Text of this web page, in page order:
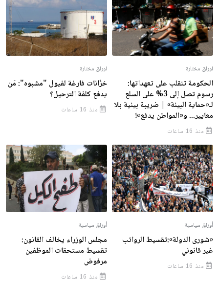
اوراق مختارة
الحكومة تنقلب على تعهداتها:
رسوم تصل إلى 3% على السلع
لـ«حماية البيئة» | ضريبة بيئية بلا
معايير... و«المواطن يدفع»!
منذ 16 ساعات
اوراق مختارة
خزّانات فارغة لفيول "مشبوه": مَن
يدفع كلفة الترحيل؟
منذ 16 ساعات
أوراق سياسية
«شورى الدولة»:تقسيط الرواتب
غير قانوني
منذ 16 ساعات
أوراق سياسية
مجلس الوزراء يخالف القانون:
تقسيط مستحقات الموظفين
مرفوض
منذ 16 ساعات